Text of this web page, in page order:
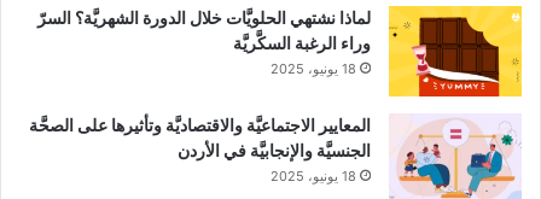
لماذا نشتهي الحلويَّات خلال الدورة الشهريَّة؟ السرّ
وراء الرغبة السكَّريَّة
18 يونيو، 2025
المعايير الاجتماعيَّة والاقتصاديَّة وتأثيرها على الصحَّة
الجنسيَّة والإنجابيَّة في الأردن
18 يونيو، 2025